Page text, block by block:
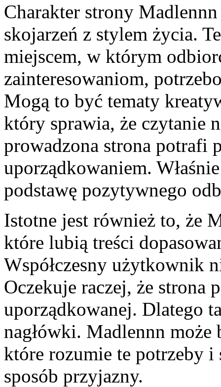
Charakter strony
skojarzeń z stylem życia.
miejscem, w którym
zainteresowaniom,
Mogą to być tematy
który sprawia, że czytanie
prowadzona strona potrafi
uporządkowaniem.
podstawę pozytywnego
Istotne jest również to, że
które lubią treści
Współczesny użytkownik
Oczekuje raczej, że strona
uporządkowanej. Dlatego
nagłówki. Madlennn może
które rozumie te potrzeby i
sposób przyjazny.